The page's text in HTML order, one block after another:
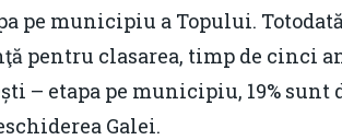
pe municipiu a Topului.
pentru clasarea, timp de cinci
– etapa pe municipiu, 19% sunt
Galei.